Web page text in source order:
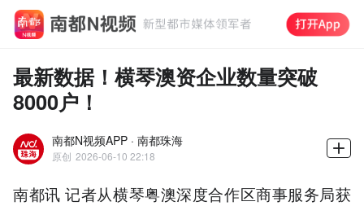
最新数据！横琴澳资企业数量突破
8000户！
南都N视频APP · 南都珠海
原创 2026-06-10 22:18
南都讯 记者从横琴粤澳深度合作区商事服务局获